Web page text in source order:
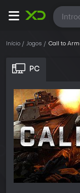
Início Jogos Call to
PC